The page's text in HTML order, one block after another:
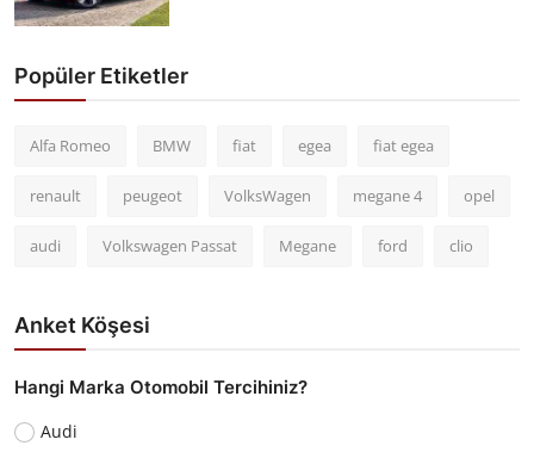
Popüler Etiketler
Alfa Romeo BMW fiat egea fiat egea
renault peugeot VolksWagen megane 4 opel
audi Volkswagen Passat Megane ford clio
Anket Köşesi
Hangi Marka Otomobil Tercihiniz?
Audi